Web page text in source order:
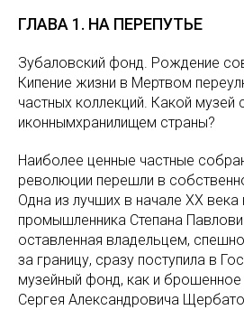
ГЛАВА 1. НА ПЕРЕПУТЬЕ
Зубаловский фонд. Рождение
Кипение жизни в Мертвом
частных коллекций. Какой музей
иконнымхранилищем страны?
Наиболее ценные частные
революции перешли в
Одна из лучших в начале XX века
промышленника Степана
оставленная владельцем,
за границу, сразу поступила в
музейный фонд, как и брошенное
Сергея Александровича